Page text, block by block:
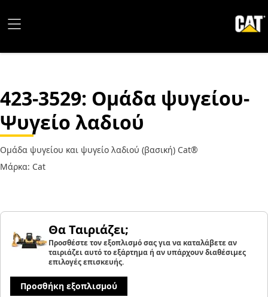
423-3529: Ομάδα ψυγείου-
Ψυγείο λαδιού
Ομάδα ψυγείου και ψυγείο λαδιού (βασική) Cat®
Μάρκα: Cat
Θα Ταιριάζει;
Προσθέστε τον εξοπλισμό σας για να καταλάβετε αν
ταιριάζει αυτό το εξάρτημα ή αν υπάρχουν διαθέσιμες
επιλογές επισκευής.
Προσθήκη εξοπλισμού